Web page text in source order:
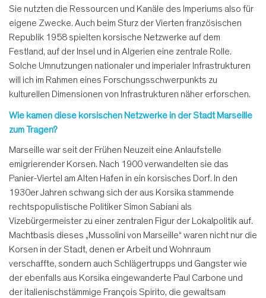
Sie nutzten die Ressourcen und Kanäle des Imperiums also für
eigene Zwecke. Auch beim Sturz der Vierten französischen
Republik 1958 spielten korsische Netzwerke auf dem
Festland, auf der Insel und in Algerien eine zentrale Rolle.
Solche Umnutzungen nationaler und imperialer Infrastrukturen
will ich im Rahmen eines Forschungsschwerpunkts zu
kulturellen Dimensionen von Infrastrukturen näher erforschen.
Wie kamen diese korsischen Netzwerke in der Stadt Marseille
zum Tragen?
Marseille war seit der Frühen Neuzeit eine Anlaufstelle
emigrierender Korsen. Nach 1900 verwandelten sie das
Panier-Viertel am Alten Hafen in ein korsisches Dorf. In den
1930er Jahren schwang sich der aus Korsika stammende
rechtspopulistische Politiker Simon Sabiani als
Vizebürgermeister zu einer zentralen Figur der Lokalpolitik auf.
Machtbasis dieses „Mussolini von Marseille“ waren nicht nur die
Korsen in der Stadt, denen er Arbeit und Wohnraum
verschaffte, sondern auch Schlägertrupps und Gangster wie
der ebenfalls aus Korsika eingewanderte Paul Carbone und
der italienischstämmige François Spirito, die gewaltsam